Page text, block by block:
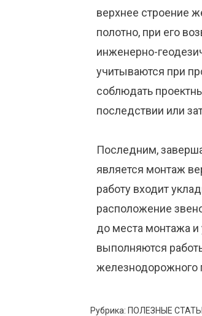
верхнее строение
полотно, при его
инженерно-
учитываются при
соблюдать
последствии или
Последним,
является монтаж
работу входит
расположение
до места монтажа и
выполняются
железнодорожного
Рубрика: ПОЛЕЗНЫЕ